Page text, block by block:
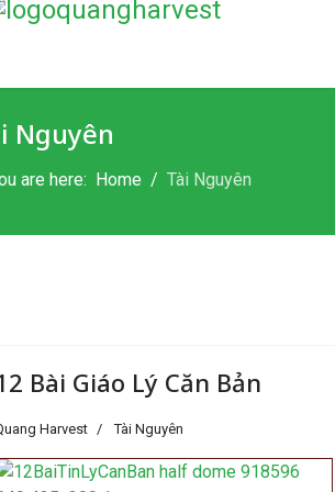
Nguyên
are here: Home Tài Nguyên
Bài Giáo Lý Căn Bản
Harvest Tài Nguyên
công-việc Chúa lộ ra cho các
công-việc Chúa lộ ra cho các tôi-tớ